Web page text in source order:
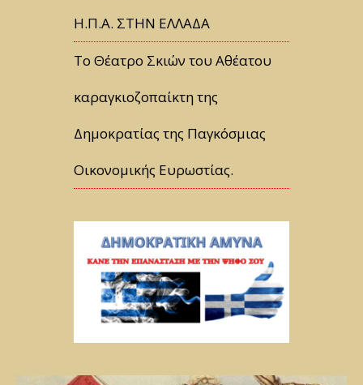
Η.Π.Α. ΣΤΗΝ ΕΛΛΑΔΑ
Tο Θέατρο Σκιών του Αθέατου
καραγκιοζοπαίκτη της
Δημοκρατίας της Παγκόσμιας
Οικονομικής Ευρωστίας.